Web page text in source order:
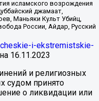
исламского возрождения
джамаат,
Маньяки Культ Убийц,
России, Айдар, Русский
i-ekstremistskie-
16.11.2023
и религиозных
судом принято
о ликвидации или